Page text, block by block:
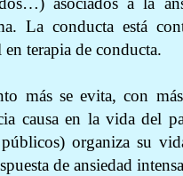
La conducta está
terapia de conducta.
más se evita, con
causa en la vida del
organiza su
de ansiedad